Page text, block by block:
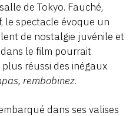
de Tokyo. Fauché,
le spectacle évoque un
de nostalgie juvénile et
le film pourrait
réussi des inégaux
rembobinez.
dans ses valises